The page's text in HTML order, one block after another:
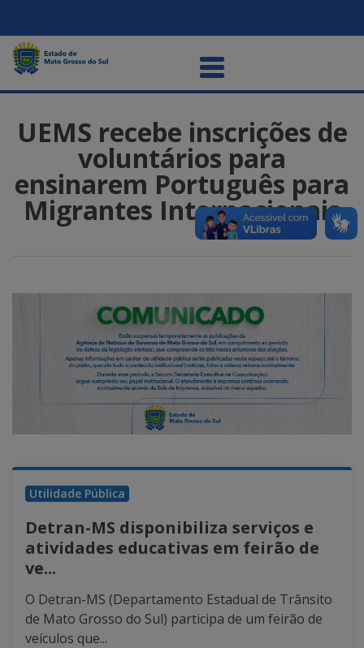
UEMS recebe inscrições de
voluntários para
ensinarem Português para
Migrantes Internacionais
Utilidade Pública
Detran-MS disponibiliza serviços e
atividades educativas em feirão de
ve...
O Detran-MS (Departamento Estadual de Trânsito
de Mato Grosso do Sul) participa de um feirão de
veículos que...